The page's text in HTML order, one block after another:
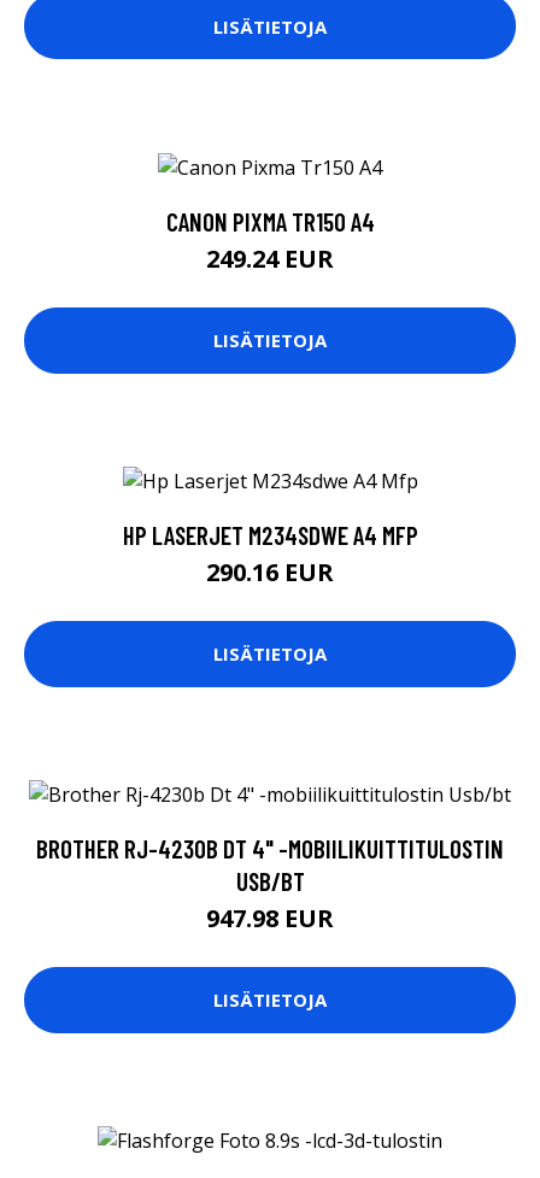
LISÄTIETOJA
CANON PIXMA TR150 A4
249.24 EUR
LISÄTIETOJA
HP LASERJET M234SDWE A4 MFP
290.16 EUR
LISÄTIETOJA
BROTHER RJ-4230B DT 4" -MOBIILIKUITTITULOSTIN
USB/BT
947.98 EUR
LISÄTIETOJA